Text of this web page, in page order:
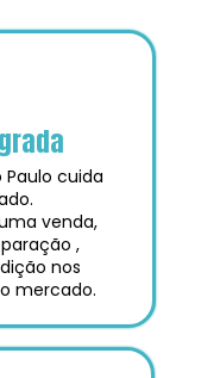
Paulo cuida
venda,
,
nos
mercado.